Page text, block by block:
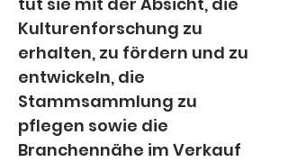
Kulturenforschung zu
erhalten, zu fördern und zu
entwickeln, die
Stammsammlung zu
pflegen sowie die
Branchennähe im Verkauf